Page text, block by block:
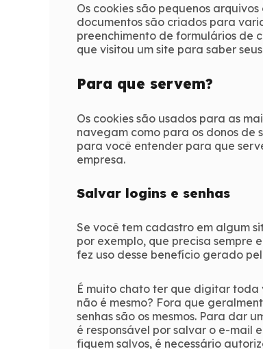
Os cookies são pequenos
documentos são criados para
preenchimento de formulários de
que visitou um site para saber
Para que servem?
Os cookies são usados para as
navegam como para os donos de
para você entender para que
empresa.
Salvar logins e senhas
Se você tem cadastro em algum
por exemplo, que precisa sempre
fez uso desse benefício gerado
É muito chato ter que digitar toda
não é mesmo? Fora que
senhas são os mesmos. Para dar
é responsável por salvar o e-mail
fiquem salvos, é necessário